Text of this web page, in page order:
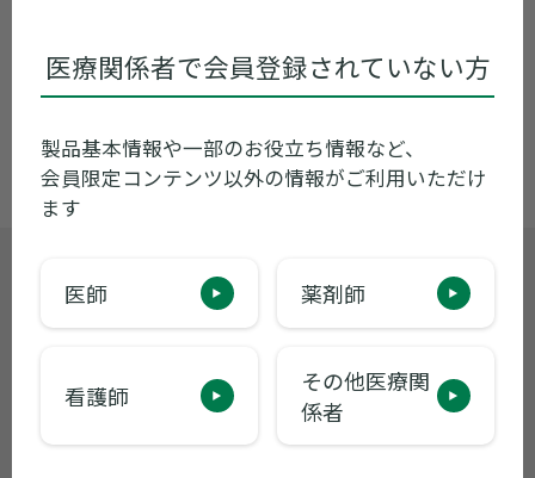
医療関係者で会員登録されていない方
製品基本情報や一部のお役立ち情報など、
会員限定コンテンツ以外の情報がご利用いただけ
ます
医師 薬剤師
看護師
その他医療関
係者
ら
ツイミーグの製品基本情報はこち
ら
製品に関するお問い合わせ
くすり情報センター
（祝日・当社休業日を除く）
お問い合わせ